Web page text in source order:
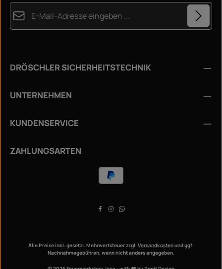
E-Mail-Adresse*
Kenntnis genommen und dieAGBgelesen und bin mit
Pflichtfelder.
DRÖSCHLER SICHERHEITSTECHNIK
UNTERNEHMEN
KUNDENSERVICE
ZAHLUNGSARTEN
Alle Preise inkl. gesetzl. Mehrwertsteuer zzgl.Versandkostenund ggf.
Nachnahmegebühren, wenn nicht anders angegeben.